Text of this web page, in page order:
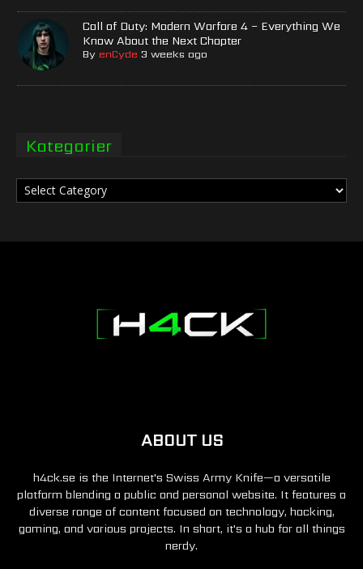
Call of Duty: Modern Warfare 4 – Everything We
Know About the Next Chapter
ByenCyde 3 weeks ago
Kategorier
Kategorier
ABOUT US
h4ck.se is the Internet's Swiss Army Knife—a versatile
platform blending a public and personal website. It features a
diverse range of content focused on technology, hacking,
gaming, and various projects. In short, it's a hub for all things
nerdy.